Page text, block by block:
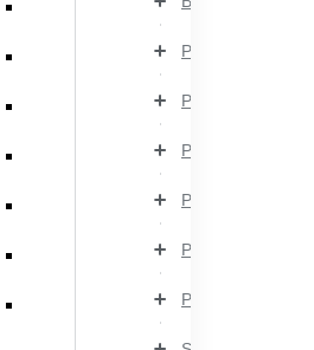
Parte cranial do
Parte cervical do
Parte dorsal do
Parte torácica
Parte abdominal
Parte pélvica do